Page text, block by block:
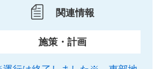
関連情報
施策・計画